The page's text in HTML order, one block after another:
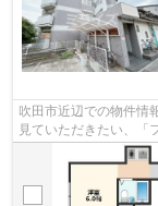
吹田市近辺での物件情
見ていただきたい、「
なります。耐火、耐震